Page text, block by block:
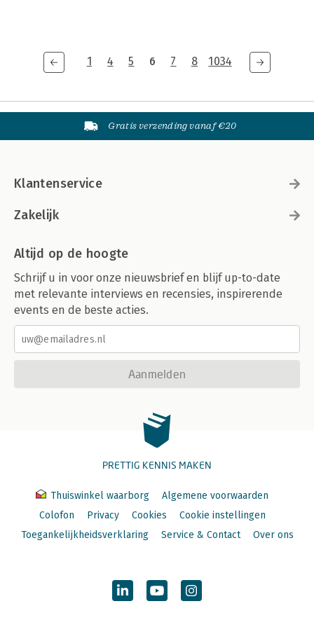
1 4 5 6 7 8 1034
Gratis verzending vanaf €20
Klantenservice
Zakelijk
Altijd op de hoogte
Schrijf u in voor onze nieuwsbrief en blijf up-to-date
met relevante interviews en recensies, inspirerende
events en de beste acties.
Aanmelden
PRETTIG KENNIS MAKEN
Thuiswinkel waarborg
Algemene voorwaarden
Colofon
Privacy Cookies
Cookie instellingen
Toegankelijkheidsverklaring
Service & Contact Over ons